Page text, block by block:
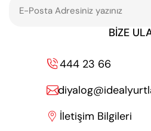
BIZE
444 23 66

 İletişim Bilgileri